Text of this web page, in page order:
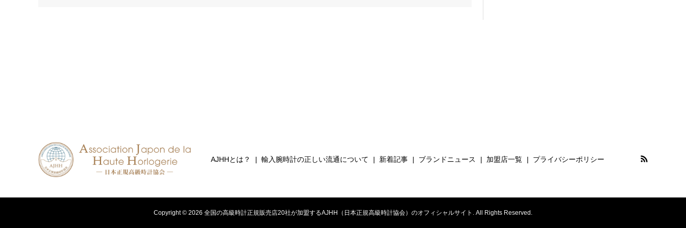
AJHHとは？ 輸入腕時計の正しい流通について 新着記事 ブランドニュース 加盟店一覧 プライバシーポリシー
Copyright © 2026 全国の高級時計正規販売店20社が加盟するAJHH（日本正規高級時計協会）のオフィシャルサイト. All Rights Reserved.